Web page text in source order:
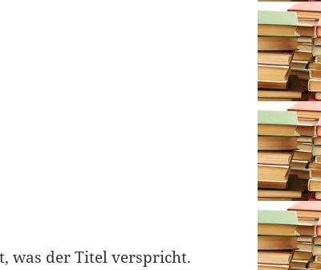
was der Titel verspricht.